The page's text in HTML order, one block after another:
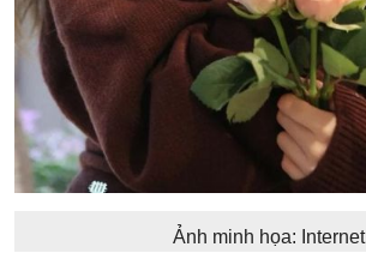
Ảnh minh họa: Internet